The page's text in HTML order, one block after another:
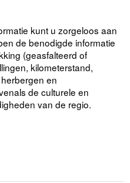
kunt u zorgeloos aan
de benodigde informatie
(geasfalteerd of
kilometerstand,
en
de culturele en
van de regio.